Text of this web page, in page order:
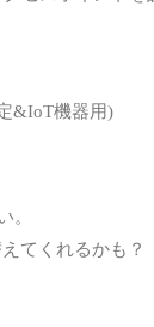
&IoT機器用)
。
てくれるかも？